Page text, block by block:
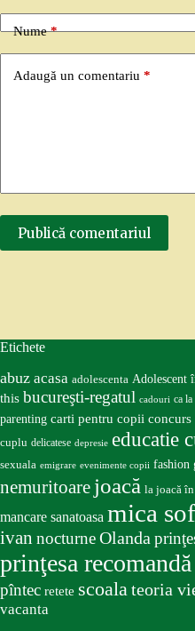
Nume*
Adaugă un comentariu *
Publică comentariul
Etichete
abuz acasa adolescenta Adolescent
this bucureşti-regatul cadouri ca la
parenting carti pentru copii concurs
cuplu delicatese depresie educatie
sexuala emigrare evenimente copii fashion
nemuritoare joacă la joacă
mancare sanatoasa mica
ivan nocturneOlanda
prinţesa recomandă
pîntec retete scoalateoria
vacanta